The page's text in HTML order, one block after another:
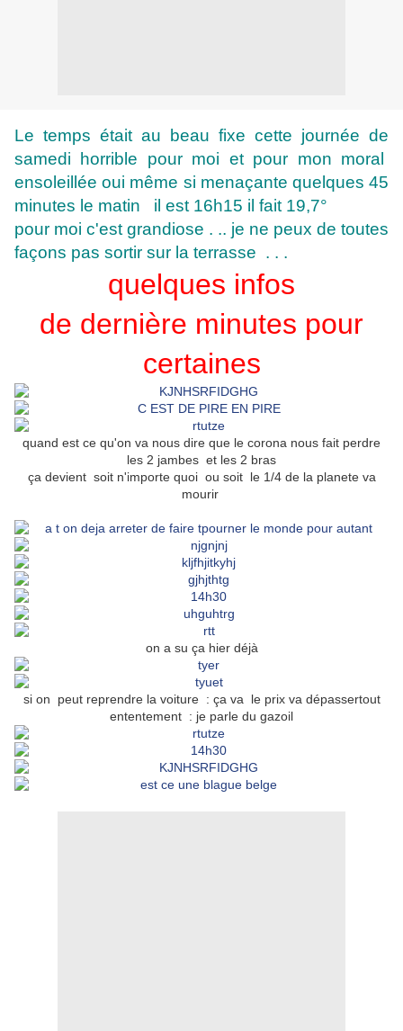
Le temps était au beau fixe cette journée de
samedi horrible pour moi et pour mon moral
ensoleillée oui même si menaçante quelques 45
minutes le matin il est 16h15 il fait 19,7°
pour moi c'est grandiose . .. je ne peux de toutes
façons pas sortir sur la terrasse . . .
quelques infos
de dernière minutes pour
certaines
quand est ce qu'on va nous dire que le corona nous fait perdre
les 2 jambes et les 2 bras
ça devient soit n'importe quoi ou soit le 1/4 de la planete va
mourir
on a su ça hier déjà
si on peut reprendre la voiture : ça va le prix va dépassertout
ententement : je parle du gazoil